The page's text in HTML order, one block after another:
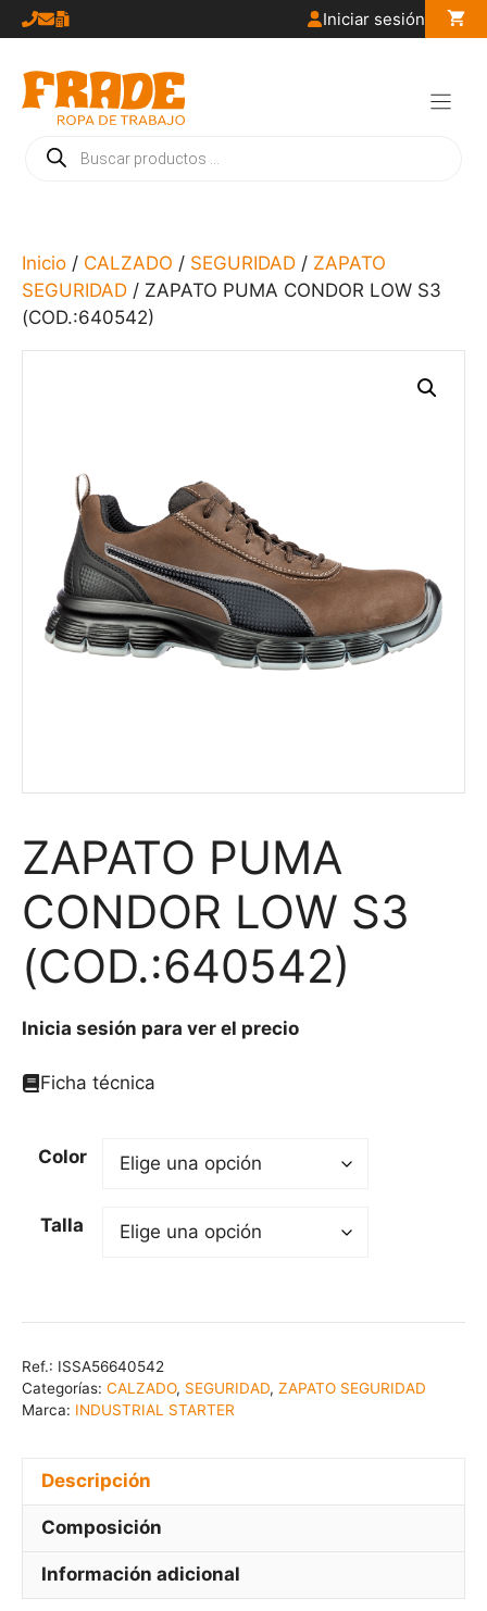
Saltar
al
contenido
Iniciar sesión
Búsqueda
de
Inicio / CALZADO / SEGURIDAD / ZAPATO
SEGURIDAD / ZAPATO PUMA CONDOR LOW S3
(COD.:640542)
ZAPATO PUMA
CONDOR LOW S3
(COD.:640542)
Inicia sesión para ver el precio
Ficha técnica
Color
Talla
Ref.: ISSA56640542
Categorías: CALZADO, SEGURIDAD, ZAPATO SEGURIDAD
Marca: INDUSTRIAL STARTER
Descripción
Composición
Información adicional